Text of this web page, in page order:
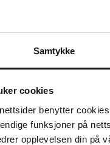
Samtykke
cookies
benytter
funksjoner på
opplevelsen din på
kjøpt